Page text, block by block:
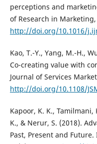
perceptions and
of Research in Marketing,
http://doi.org/10.1016/
Kao, T.-Y., Yang, M.-H.,
Co-creating value with
Journal of Services
http://doi.org/10.1108/
Kapoor, K. K., Tamilmani,
K., & Nerur, S. (2018).
Past, Present and